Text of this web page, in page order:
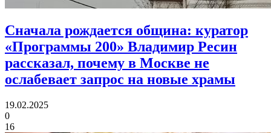
Сначала рождается община: куратор
«Программы 200» Владимир Ресин
рассказал, почему в Москве не
ослабевает запрос на новые храмы
19.02.2025
0
16